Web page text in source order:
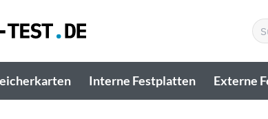
Interne Festplatten Externe